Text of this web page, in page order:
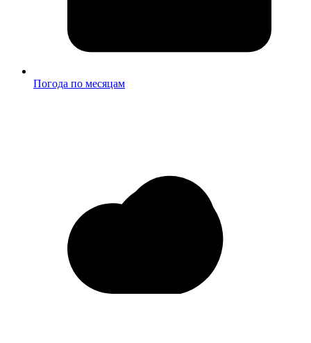
Погода по месяцам